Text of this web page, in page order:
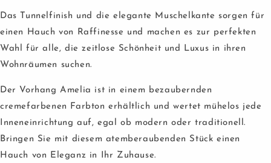
Das Tunnelfinish und die elegante Muschelkante sorgen für
einen Hauch von Raffinesse und machen es zur perfekten
Wahl für alle, die zeitlose Schönheit und Luxus in ihren
Wohnräumen suchen.
Der Vorhang Amelia ist in einem bezaubernden
cremefarbenen Farbton erhältlich und wertet mühelos jede
Inneneinrichtung auf, egal ob modern oder traditionell.
Bringen Sie mit diesem atemberaubenden Stück einen
Hauch von Eleganz in Ihr Zuhause.